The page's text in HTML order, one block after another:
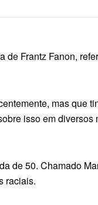
de Frantz Fanon,
mas que
isso em diversos
de 50. Chamado
raciais.